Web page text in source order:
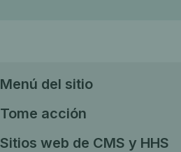
Menú del sitio
Tome acción
Sitios web de CMS y HHS